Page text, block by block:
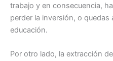
trabajo y en consecuencia,
perder la inversión, o
educación.
Por otro lado, la extracción